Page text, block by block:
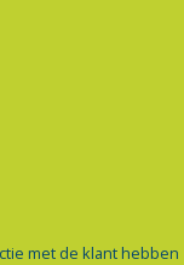
met de klant hebben